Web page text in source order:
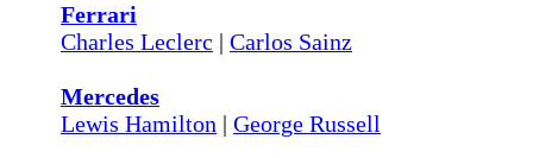
Ferrari
Charles Leclerc | Carlos Sainz
Mercedes
Lewis Hamilton | George Russell